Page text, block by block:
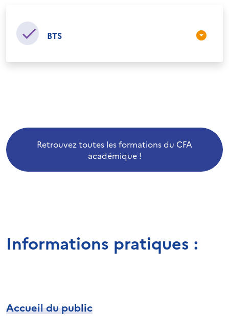
BTS
Retrouvez toutes les formations du CFA
académique !
Informations pratiques :
Accueil du public